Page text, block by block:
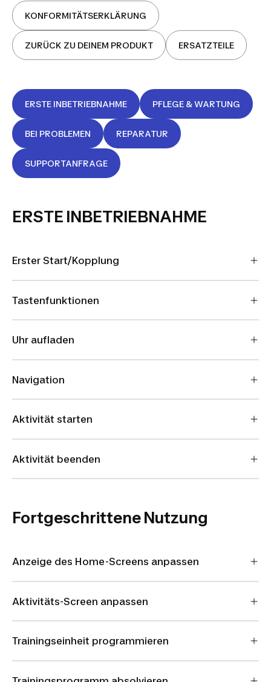
KONFORMITÄTSERKLÄRUNG
ZURÜCK ZU DEINEM PRODUKT ERSATZTEILE
ERSTE INBETRIEBNAHME PFLEGE & WARTUNG
BEI PROBLEMEN REPARATUR
SUPPORTANFRAGE
ERSTE INBETRIEBNAHME
Erster Start/Kopplung
Tastenfunktionen
Uhr aufladen
Navigation
Aktivität starten
Aktivität beenden
Fortgeschrittene Nutzung
Anzeige des Home-Screens anpassen
Aktivitäts-Screen anpassen
Trainingseinheit programmieren